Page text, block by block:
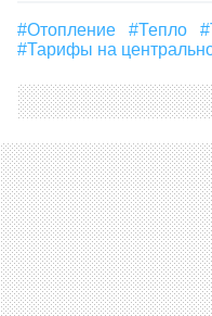
#Отопление #тепло
#Тарифы на